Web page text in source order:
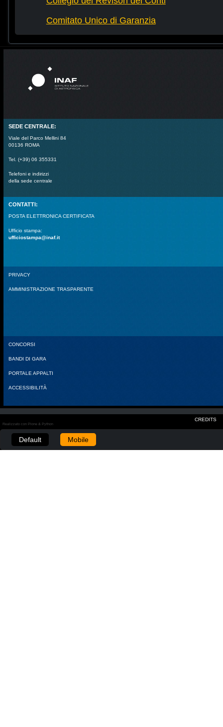
Comitato Unico di Garanzia
SEDE CENTRALE:
Viale del Parco Mellini 84
00136 ROMA
Tel. (+39) 06 355331
Telefoni e indirizzi
della sede centrale
CONTATTI:
POSTA ELETTRONICA CERTIFICATA
Ufficio stampa:
ufficiostampa@inaf.it
PRIVACY
AMMINISTRAZIONE TRASPARENTE
CONCORSI
BANDI DI GARA
PORTALE APPALTI
ACCESSIBILITÀ
CREDITS
Realizzato con Plone & Python
Default Mobile